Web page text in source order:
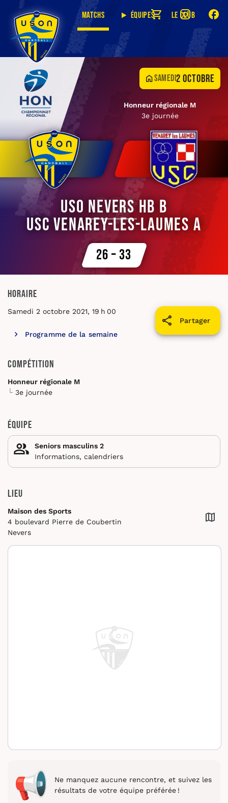
Matchs Équipes Le club
samedi2 octobre
Honneur régionale M
3e journée
USO Nevers HB B
USC Venarey-les-Laumes A
26 – 33
Horaire
Partager
Samedi 2 octobre 2021, 19 h 00
Programme de la semaine
Compétition
Honneur régionale M
3e journée
Équipe
Seniors masculins 2
Informations, calendriers
Lieu
Maison des Sports
4 boulevard Pierre de Coubertin
Nevers
Ne manquez aucune rencontre, et suivez les
résultats de votre équipe préférée !